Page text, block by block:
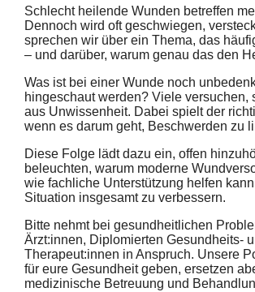
Schlecht heilende Wunden betreffen
Dennoch wird oft geschwiegen,
sprechen wir über ein Thema, das
– und darüber, warum genau das den
Was ist bei einer Wunde noch
hingeschaut werden? Viele
aus Unwissenheit. Dabei spielt der
wenn es darum geht, Beschwerden zu
Diese Folge lädt dazu ein, offen
beleuchten, warum moderne
wie fachliche Unterstützung helfen
Situation insgesamt zu verbessern.
Bitte nehmt bei gesundheitlichen
Ärzt:innen, Diplomierten Gesundheits-
Therapeut:innen in Anspruch. Unsere
für eure Gesundheit geben, ersetzen
medizinische Betreuung und